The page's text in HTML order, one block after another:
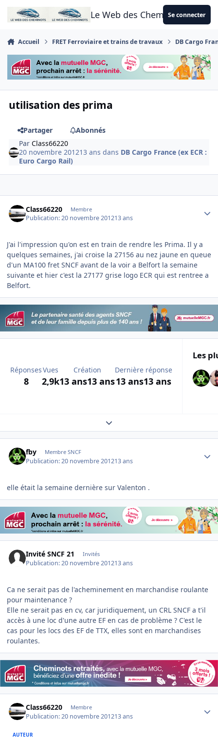
Aller au contenu
Le Web des CheminotsSe connecter
Accueil FRET Ferroviaire et trains de travaux DB Cargo
utilisation des prima
Partager
Abonnés
ParClass66220
20 novembre 201213 ans dans DB Cargo France (ex ECR :
Euro Cargo Rail)
Class66220 Membre
Publication:20 novembre 201213 ans
J'ai l'impression qu'on est en train de rendre les Prima. Il y a
quelques semaines, j'ai croise la 27156 au nez jaune en queue
d'un MA100 fret SNCF avant de la voir a Belfort la semaine
suivante et hier c'est la 27177 grise logo ECR qui est rentree a
Belfort.
Réponses
8
Vues
2,9k
Création
13 ans13 ans
Dernière réponse
13 ans13 ans
Les
Expand topic overview
fby Membre SNCF
Publication:20 novembre 201213 ans
elle était la semaine dernière sur Valenton .
Invité SNCF 21 Invités
Publication:20 novembre 201213 ans
Ca ne serait pas de l'acheminement en marchandise roulante
pour maintenance ?
Elle ne serait pas en cv, car juridiquement, un CRL SNCF a t'il
accès à une loc d'une autre EF en cas de problème ? C'est le
cas pour les locs des EF de TTX, elles sont en marchandises
roulantes.
Class66220 Membre
Publication:20 novembre 201213 ans
AUTEUR